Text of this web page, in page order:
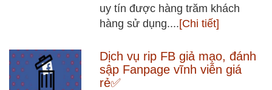
uy tín được hàng trăm khách
hàng sử dụng....[Chi tiết]
Dịch vụ rip FB giả mạo, đánh
sập Fanpage vĩnh viễn giá
rẻ✅